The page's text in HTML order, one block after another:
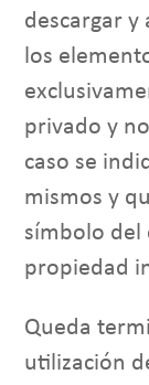
descargar
los
privado y
caso se
mismos y
símbolo del
propiedad
Queda
utilización